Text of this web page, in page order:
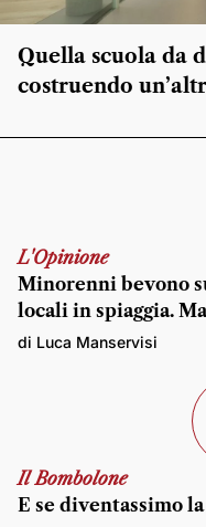
Quella scuola da
costruendo
L'Opinione
Minorenni bevono
locali in spiaggia.
di Luca Manservisi
Il Bombolone
E se diventassimo